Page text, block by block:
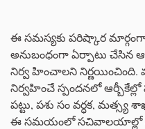
ఈ సమస్యకు పరిష్కార
అనుబంధంగా ఏర్పాటు చేసిన
నిర్వ హించాలని నిర్ణయించింది.
నిర్వహించే స్పందనలో
పట్టు, పశు సం వర్ధక,
ఈ సమయంలో సచివాలయాల్లో